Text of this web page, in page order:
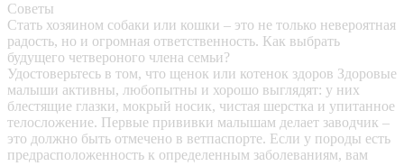
Советы
Стать хозяином собаки или кошки – это не только невероятная
радость, но и огромная ответственность. Как выбрать
будущего четвероного члена семьи?
Удостоверьтесь в том, что щенок или котенок здоров Здоровые
малыши активны, любопытны и хорошо выглядят: у них
блестящие глазки, мокрый носик, чистая шерстка и упитанное
телосложение. Первые прививки малышам делает заводчик –
это должно быть отмечено в ветпаспорте. Если у породы есть
предрасположенность к определенным заболеваниям, вам